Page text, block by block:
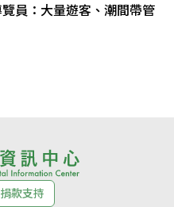
員：大量遊客、潮間帶管
捐款支持